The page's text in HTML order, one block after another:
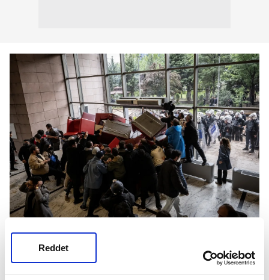
Reddet
"BİR PARTİNİN KAPISI MİLLETVEKİLİNE